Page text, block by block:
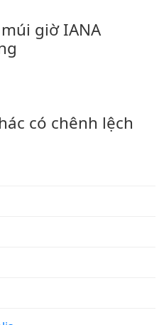
giờ IANA
có chênh lệch